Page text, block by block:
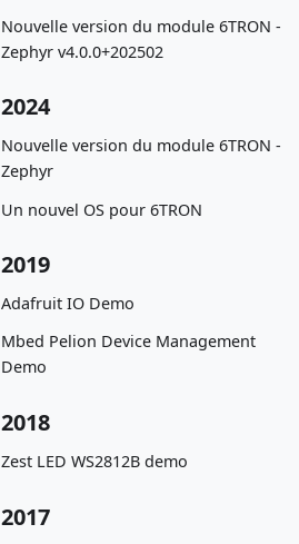
Nouvelle version du module 6TRON -
Zephyr v4.0.0+202502
2024
Nouvelle version du module 6TRON -
Zephyr
Un nouvel OS pour 6TRON
2019
Adafruit IO Demo
Mbed Pelion Device Management
Demo
2018
Zest LED WS2812B demo
2017